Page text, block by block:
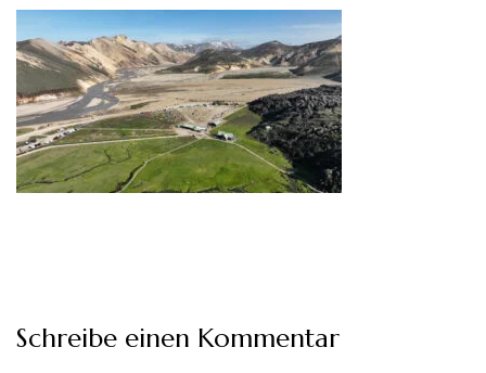
Schreibe einen Kommentar